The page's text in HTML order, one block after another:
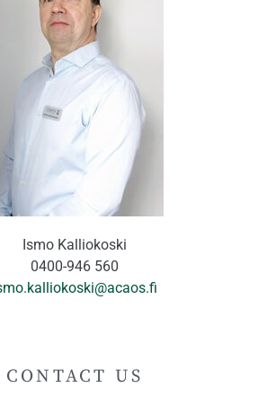
Ismo Kalliokoski
0400-946 560
CONTACT US